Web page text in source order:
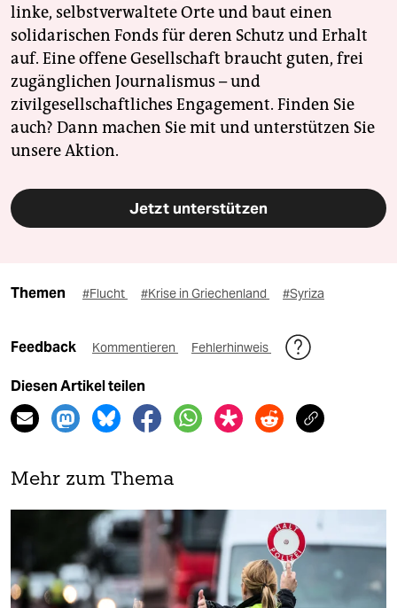
linke, selbstverwaltete Orte und baut einen
solidarischen Fonds für deren Schutz und Erhalt
auf. Eine offene Gesellschaft braucht guten, frei
zugänglichen Journalismus – und
zivilgesellschaftliches Engagement. Finden Sie
auch? Dann machen Sie mit und unterstützen Sie
unsere Aktion.
Jetzt unterstützen
Themen #Flucht #Krise in Griechenland #Syriza
Feedback Kommentieren Fehlerhinweis
Diesen Artikel teilen
Mehr zum Thema